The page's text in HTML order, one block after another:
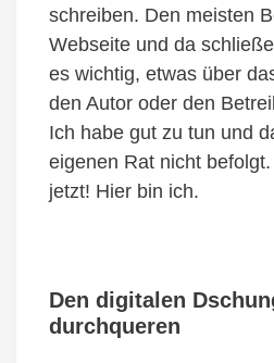
schreiben. Den meisten
Webseite und da
es wichtig, etwas über
den Autor oder den
Ich habe gut zu tun und
eigenen Rat nicht
jetzt! Hier bin ich.
Den digitalen
durchqueren